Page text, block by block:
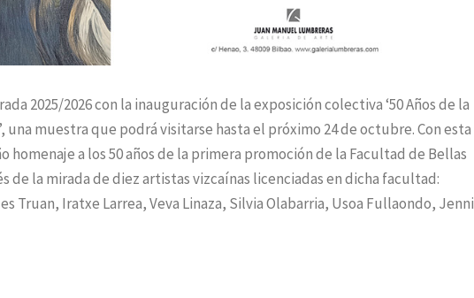
2025/2026 con la inauguración de la exposición colectiva ‘50 Años de la
una muestra que podrá visitarse hasta el próximo 24 de octubre. Con esta
homenaje a los 50 años de la primera promoción de la Facultad de Bellas
de la mirada de diez artistas vizcaínas licenciadas en dicha facultad:
Truan, Iratxe Larrea, Veva Linaza, Silvia Olabarria, Usoa Fullaondo, Jenni